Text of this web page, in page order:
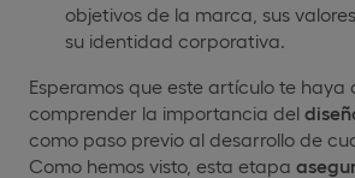
objetivos de la marca, sus
su identidad corporativa.
Esperamos que este artículo te haya
comprender la importancia del
como paso previo al desarrollo de
Como hemos visto, esta etapa